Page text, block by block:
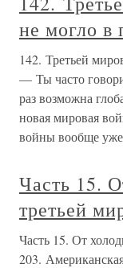
не могло в
142. Третьей
— Ты часто
раз возможна
новая мировая
войны вообще
Часть 15.
третьей
Часть 15. От
203.